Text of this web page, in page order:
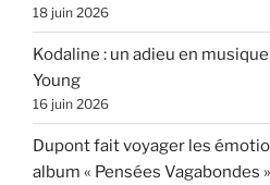
18 juin 2026
Kodaline : un adieu en
Young
16 juin 2026
Dupont fait voyager les
album « Pensées Vagabondes »